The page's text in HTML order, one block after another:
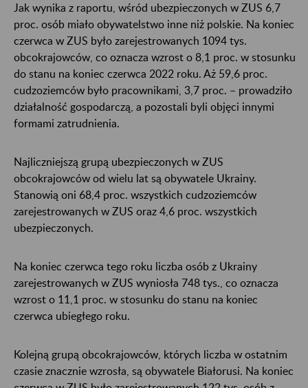
Jak wynika z raportu, wśród ubezpieczonych w ZUS 6,7
proc. osób miało obywatelstwo inne niż polskie. Na koniec
czerwca w ZUS było zarejestrowanych 1094 tys.
obcokrajowców, co oznacza wzrost o 8,1 proc. w stosunku
do stanu na koniec czerwca 2022 roku. Aż 59,6 proc.
cudzoziemców było pracownikami, 3,7 proc. – prowadziło
działalność gospodarczą, a pozostali byli objęci innymi
formami zatrudnienia.
Najliczniejszą grupą ubezpieczonych w ZUS
obcokrajowców od wielu lat są obywatele Ukrainy.
Stanowią oni 68,4 proc. wszystkich cudzoziemców
zarejestrowanych w ZUS oraz 4,6 proc. wszystkich
ubezpieczonych.
Na koniec czerwca tego roku liczba osób z Ukrainy
zarejestrowanych w ZUS wyniosła 748 tys., co oznacza
wzrost o 11,1 proc. w stosunku do stanu na koniec
czerwca ubiegłego roku.
Kolejną grupą obcokrajowców, których liczba w ostatnim
czasie znacznie wzrosła, są obywatele Białorusi. Na koniec